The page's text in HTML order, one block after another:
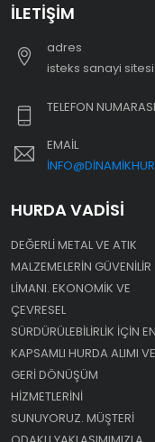
İLETIŞIM
adres
i̇steks sanayi
TELEFON NUMARASI
EMAIL
HURDA VADISI
DEĞERLI METAL VE ATIK
MALZEMELERIN GÜVENILIR
LIMANI. EKONOMIK VE
ÇEVRESEL
SÜRDÜRÜLEBILIRLIK IÇIN EN
KAPSAMLI HURDA ALIMI VE
GERI DÖNÜŞÜM
HIZMETLERINI
SUNUYORUZ. MÜŞTERI